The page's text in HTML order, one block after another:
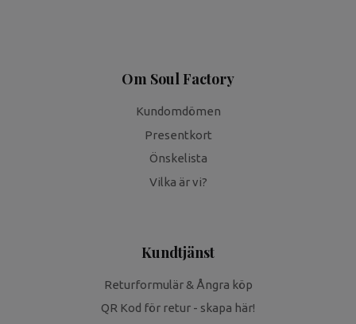
Om Soul Factory
Kundomdömen
Presentkort
Önskelista
Vilka är vi?
Kundtjänst
Returformulär & Ångra köp
QR Kod för retur - skapa här!